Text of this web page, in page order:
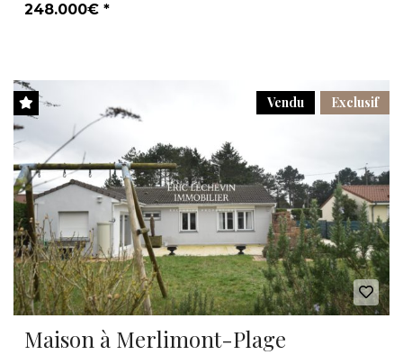
248.000€ *
Exclusif
Vendu
Maison à Merlimont-Plage